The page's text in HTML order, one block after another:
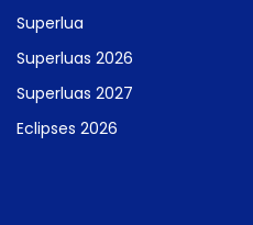
Superlua
Superluas 2026
Superluas 2027
Eclipses 2026